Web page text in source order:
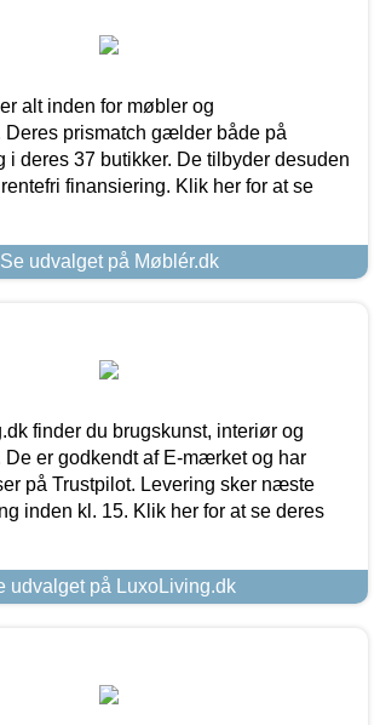
alt inden for møbler og
Deres prismatch gælder både på
i deres 37 butikker. De tilbyder desuden
finansiering. Klik her for at se
Se udvalget på Møblér.dk
finder du brugskunst, interiør og
De er godkendt af E-mærket og har
på Trustpilot. Levering sker næste
inden kl. 15. Klik her for at se deres
udvalget på LuxoLiving.dk